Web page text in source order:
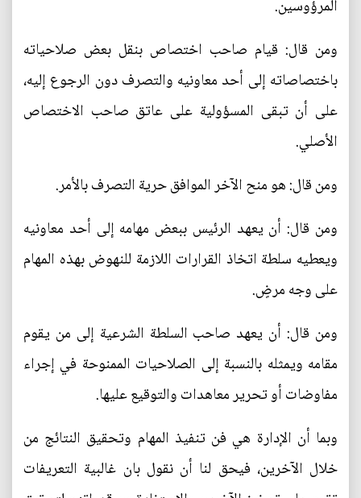
المرؤوسين.
ومن قال: قيام صاحب اختصاص بنقل بعض صلاحياته
باختصاصاته إلى أحد معاونيه والتصرف دون الرجوع إليه،
على أن تبقى المسؤولية على عاتق صاحب الاختصاص
الأصلي.
ومن قال: هو منح الآخر الموافق حرية التصرف بالأمر.
ومن قال: أن يعهد الرئيس ببعض مهامه إلى أحد معاونيه
ويعطيه سلطة اتخاذ القرارات اللازمة للنهوض بهذه المهام
على وجه مرضٍ.
ومن قال: أن يعهد صاحب السلطة الشرعية إلى من يقوم
مقامه ويمثله بالنسبة إلى الصلاحيات الممنوحة في إجراء
مفاوضات أو تحرير معاهدات والتوقيع عليها.
وبما أن الإدارة هي فن تنفيذ المهام وتحقيق النتائج من
خلال الآخرين، فيحق لنا أن نقول بان غالبية التعريفات